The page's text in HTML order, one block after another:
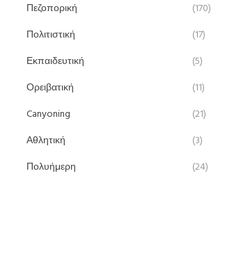
Πεζοπορική
(170)
Πολιτιστική
(17)
Εκπαιδευτική
(5)
Ορειβατική
(11)
Canyoning
(21)
Αθλητική
(3)
Πολυήμερη
(24)